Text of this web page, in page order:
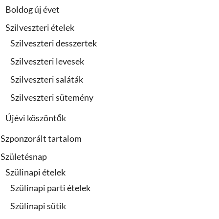
Boldog új évet
Szilveszteri ételek
Szilveszteri desszertek
Szilveszteri levesek
Szilveszteri saláták
Szilveszteri sütemény
Újévi köszöntők
Szponzorált tartalom
Születésnap
Szülinapi ételek
Szülinapi parti ételek
Szülinapi sütik